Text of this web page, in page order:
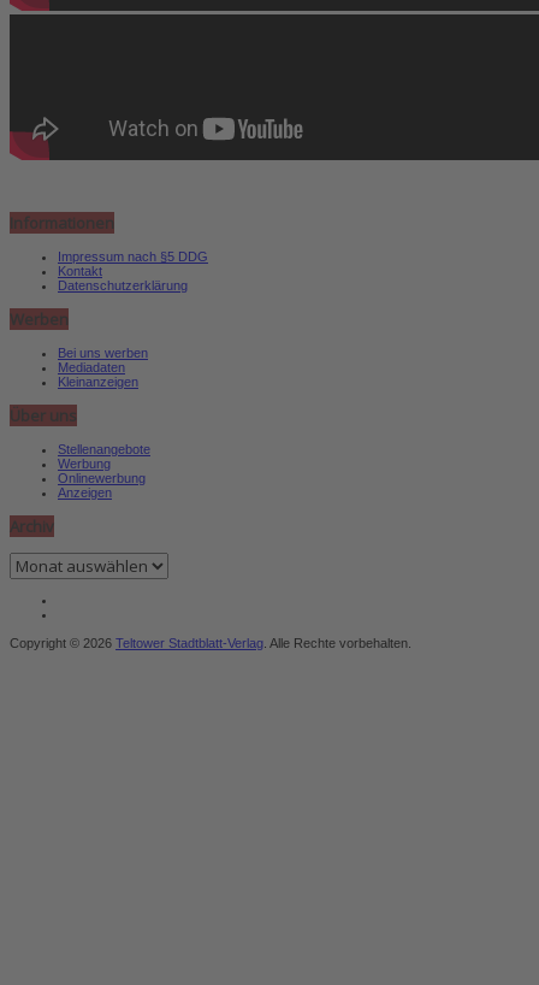
Informationen
Impressum nach §5 DDG
Kontakt
Datenschutzerklärung
Werben
Bei uns werben
Mediadaten
Kleinanzeigen
Über uns
Stellenangebote
Werbung
Onlinewerbung
Anzeigen
Archiv
Archiv
Copyright © 2026 Teltower Stadtblatt-Verlag . Alle Rechte vorbehalten.